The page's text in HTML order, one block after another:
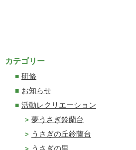
カテゴリー
研修
お知らせ
活動レクリエーション
夢うさぎ鈴蘭台
うさぎの丘鈴蘭台